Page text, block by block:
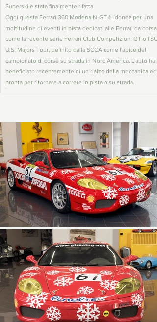
Superski è stata finalmente rifatta.
Oggi questa Ferrari 360 Modena N-GT è idonea per una
moltitudine di eventi in pista dedicati alle Ferrari da corsa
come la recente serie Ferrari Club Competizioni GT o
U.S. Majors Tour, definito dalla SCCA come l'apice del
campionato di corse su strada in Nord America. L'auto ha
beneficiato recentemente di un rialzo della meccanica ed
pronta per ritornare a correre in pista o su strada.